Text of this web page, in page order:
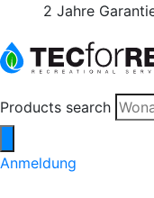
2 Jahre
Products search
Anmeldung